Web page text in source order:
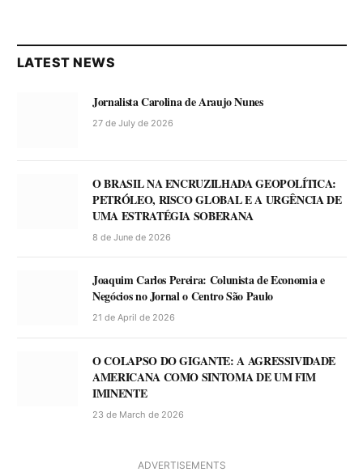
LATEST NEWS
Jornalista Carolina de Araujo Nunes
27 de July de 2026
O BRASIL NA ENCRUZILHADA GEOPOLÍTICA:
PETRÓLEO, RISCO GLOBAL E A URGÊNCIA DE
UMA ESTRATÉGIA SOBERANA
8 de June de 2026
Joaquim Carlos Pereira: Colunista de Economia e
Negócios no Jornal o Centro São Paulo
21 de April de 2026
O COLAPSO DO GIGANTE: A AGRESSIVIDADE
AMERICANA COMO SINTOMA DE UM FIM
IMINENTE
23 de March de 2026
ADVERTISEMENTS